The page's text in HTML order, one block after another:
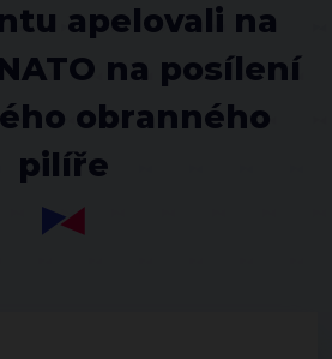
apelovali na
na posílení
obranného
pilíře